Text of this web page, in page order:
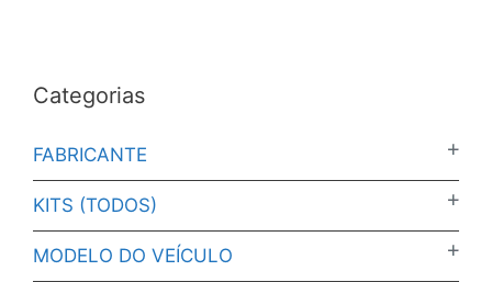
Categorias
FABRICANTE
KITS (TODOS)
MODELO DO VEÍCULO